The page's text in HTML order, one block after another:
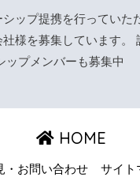
ップ提携を行っていた
様を募集しています。
プメンバーも募集中
HOME
・お問い合わせ サイト